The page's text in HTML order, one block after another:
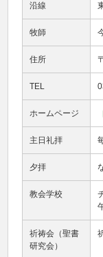
沿線
牧師
住所
TEL
ホームページ
主日礼拝
夕拝
教会学校
祈祷会（聖書
研究会）